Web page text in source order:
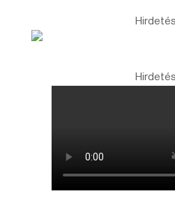
Hirdetés
Hirdetés